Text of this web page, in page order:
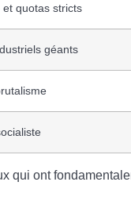
quotas stricts
géants
qui ont